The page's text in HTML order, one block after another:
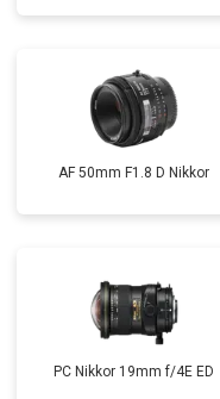
AF 50mm F1.8 D Nikkor
PC Nikkor 19mm f/4E ED